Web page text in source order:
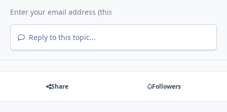
Reply to this topic...
Share Followers